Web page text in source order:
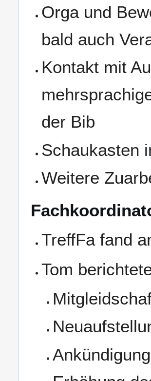
Orga und
bald auch
Kontakt mit
der Bib
Schaukasten
Weitere
TreffFa fand
Tom